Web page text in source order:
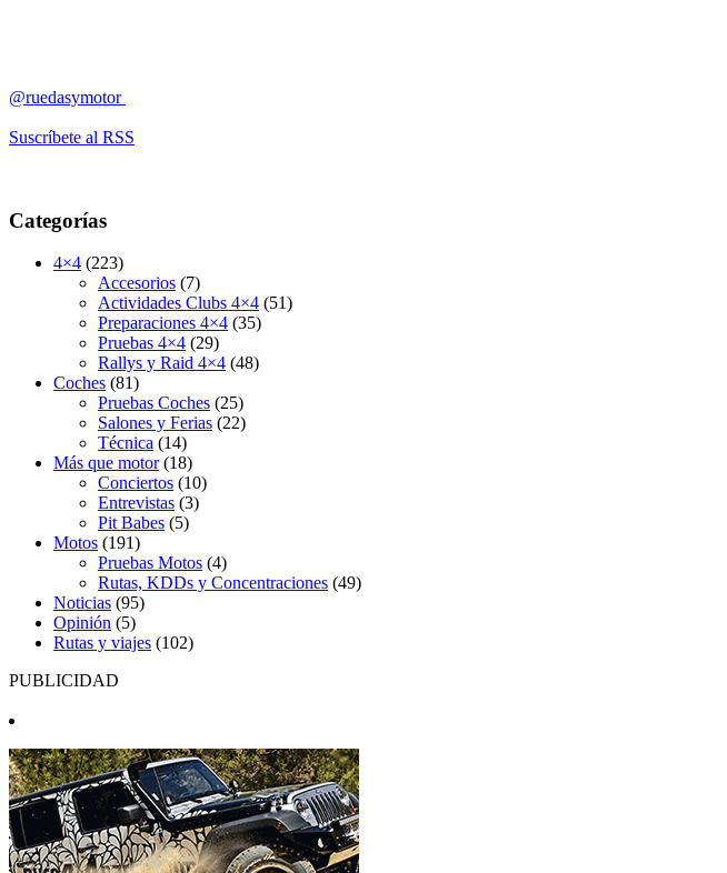
@ruedasymotor
Suscríbete al RSS
Categorías
4×4 (223)
Accesorios (7)
Actividades Clubs 4×4 (51)
Preparaciones 4×4 (35)
Pruebas 4×4 (29)
Rallys y Raid 4×4 (48)
Coches (81)
Pruebas Coches (25)
Salones y Ferias (22)
Técnica (14)
Más que motor(18)
Conciertos (10)
Entrevistas (3)
Pit Babes (5)
Motos (191)
Pruebas Motos (4)
Rutas, KDDs y Concentraciones (49)
Noticias (95)
Opinión (5)
Rutas y viajes (102)
PUBLICIDAD